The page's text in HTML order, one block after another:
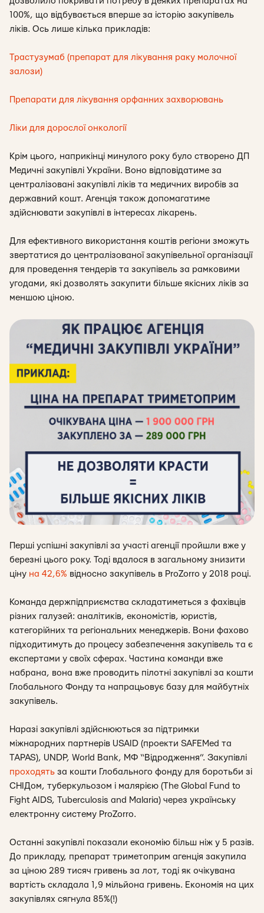
100%, що відбувається вперше за історію закупівель
ліків. Ось лише кілька прикладів:
Трастузумаб (препарат для лікування раку молочної
залози)
Препарати для лікування орфанних захворювань
Ліки для дорослої онкології
Крім цього, наприкінці минулого року було створено ДП
Медичні закупівлі України. Воно відповідатиме за
централізовані закупівлі ліків та медичних виробів за
державний кошт. Агенція також допомагатиме
здійснювати закупівлі в інтересах лікарень.
Для ефективного використання коштів регіони зможуть
звертатися до централізованої закупівельної організації
для проведення тендерів та закупівель за рамковими
угодами, які дозволять закупити більше якісних ліків за
меншою ціною.
Перші успішні закупівлі за участі агенції пройшли вже у
березні цього року. Тоді вдалося в загальному знизити
ціну на 42,6% відносно закупівель в ProZorro у 2018 році.
Команда держпідприємства складатиметься з фахівців
різних галузей: аналітиків, економістів, юристів,
категорійних та регіональних менеджерів. Вони фахово
підходитимуть до процесу забезпечення закупівель та є
експертами у своїх сферах. Частина команди вже
набрана, вона вже проводить пілотні закупівлі за кошти
Глобального Фонду та напрацьовує базу для майбутніх
закупівель.
Наразі закупівлі здійснюються за підтримки
міжнародних партнерів USAID (проекти SAFEMed та
TAPAS), UNDP, World Bank, МФ “Відродження”. Закупівлі
проходять за кошти Глобального фонду для боротьби зі
СНІДом, туберкульозом і малярією (The Global Fund to
Fight AIDS, Tuberculosis and Malaria) через українську
електронну систему ProZorro.
Останні закупівлі показали економію більш ніж у 5 разів.
До прикладу, препарат триметоприм агенція закупила
за ціною 289 тисяч гривень за лот, тоді як очікувана
вартість складала 1,9 мільйона гривень. Економія на цих
закупівлях сягнула 85%(!)